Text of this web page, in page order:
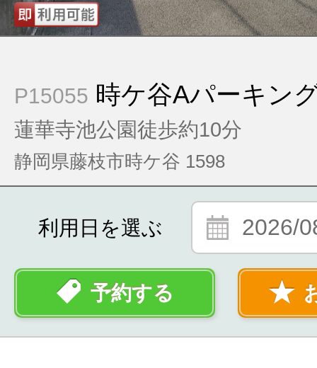
P15055 時ケ谷Aパーキン
蓮華寺池公園徒歩約10分
静岡県藤枝市時ケ谷 1598
利用日を選ぶ 2026/
予約する